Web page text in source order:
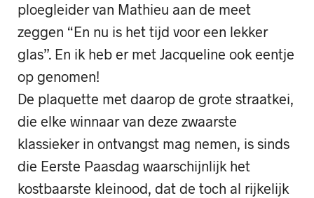
ploegleider van Mathieu aan de meet
zeggen “En nu is het tijd voor een lekker
glas”. En ik heb er met Jacqueline ook eentje
op genomen!
De plaquette met daarop de grote straatkei,
die elke winnaar van deze zwaarste
klassieker in ontvangst mag nemen, is sinds
die Eerste Paasdag waarschijnlijk het
kostbaarste kleinood, dat de toch al rijkelijk